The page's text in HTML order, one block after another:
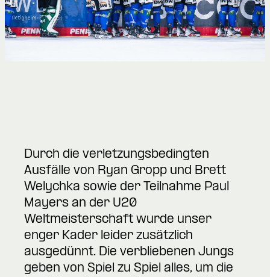
Durch die verletzungsbedingten
Ausfälle von Ryan Gropp und Brett
Welychka sowie der Teilnahme Paul
Mayers an der U20
Weltmeisterschaft wurde unser
enger Kader leider zusätzlich
ausgedünnt. Die verbliebenen Jungs
geben von Spiel zu Spiel alles, um die